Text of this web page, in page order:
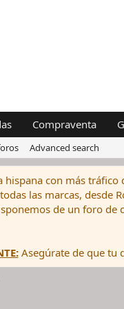
Compraventa
Advanced search
hispana con más
las marcas, desde
de un foro
Asegúrate de que tu